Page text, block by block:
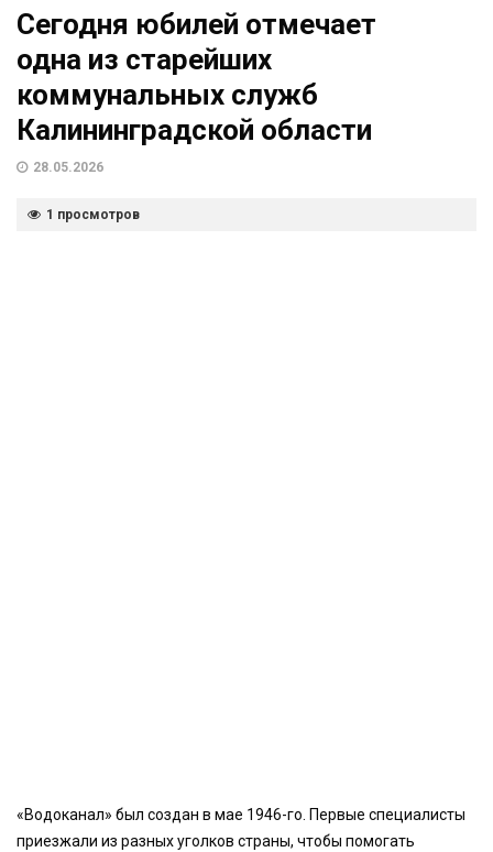
Сегодня юбилей отмечает
одна из старейших
коммунальных служб
Калининградской области
28.05.2026
1 просмотров
«Водоканал» был создан в мае 1946-го. Первые специалисты
приезжали из разных уголков страны, чтобы помогать